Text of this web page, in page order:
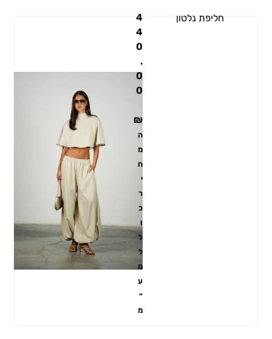
4
4
0
.
0
0
₪
ה
מ
ח
י
ר
כ
ו
ל
ל
מ
ע
״
מ
חליפת נלטון